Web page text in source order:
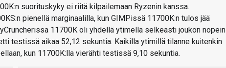
suorituskyky ei riitä kilpailemaan Ryzenin kanssa.
pienellä marginaalilla, kun GIMPissä 11700K:n tulos jää
11700K oli yhdellä ytimellä selkeästi joukon nopein
testissä aikaa 52,12 sekuntia. Kaikilla ytimillä tilanne kuitenkin
kun 11700K:lla vierähti testissä 9,10 sekuntia.